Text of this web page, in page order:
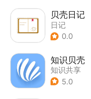
贝壳日记
日记
0.0
知识贝壳
知识共享
5.0